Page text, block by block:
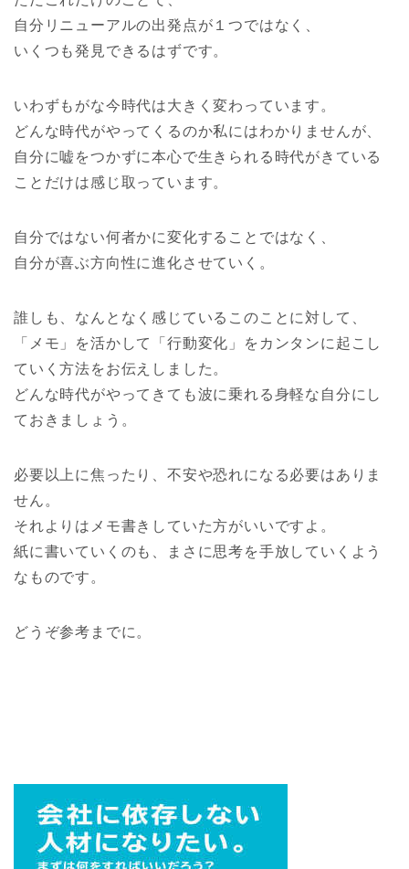
自分リニューアルの出発点が１つではなく、
いくつも発見できるはずです。
いわずもがな今時代は大きく変わっています。
どんな時代がやってくるのか私にはわかりませんが、
自分に嘘をつかずに本心で生きられる時代がきている
ことだけは感じ取っています。
自分ではない何者かに変化することではなく、
自分が喜ぶ方向性に進化させていく。
誰しも、なんとなく感じているこのことに対して、
「メモ」を活かして「行動変化」をカンタンに起こし
ていく方法をお伝えしました。
どんな時代がやってきても波に乗れる身軽な自分にし
ておきましょう。
必要以上に焦ったり、不安や恐れになる必要はありま
せん。
それよりはメモ書きしていた方がいいですよ。
紙に書いていくのも、まさに思考を手放していくよう
なものです。
どうぞ参考までに。